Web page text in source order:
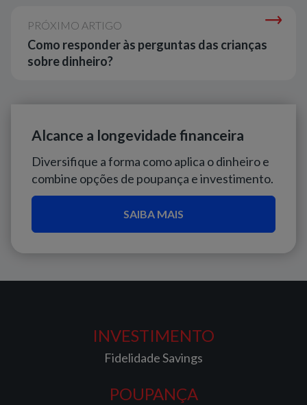
PRÓXIMO ARTIGO
Como responder às perguntas das crianças
sobre dinheiro?
Alcance a longevidade financeira
Diversifique a forma como aplica o dinheiro e
combine opções de poupança e investimento.
SAIBA MAIS
INVESTIMENTO
Fidelidade Savings
POUPANÇA